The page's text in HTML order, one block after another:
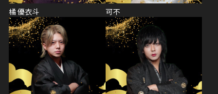
橘 優衣斗 可不